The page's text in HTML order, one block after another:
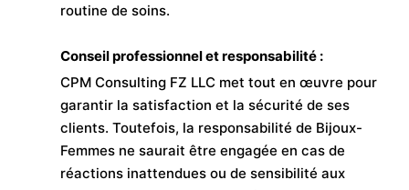
routine de soins.
Conseil professionnel et responsabilité :
CPM Consulting FZ LLC met tout en œuvre pour
garantir la satisfaction et la sécurité de ses
clients. Toutefois, la responsabilité de Bijoux-
Femmes ne saurait être engagée en cas de
réactions inattendues ou de sensibilité aux